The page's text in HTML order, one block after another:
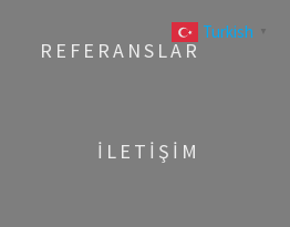
REFERANSLAR
İLETIŞIM
Turkish ▼